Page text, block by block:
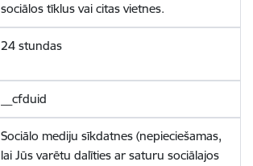
sociālos tīklus vai citas vietnes.
24 stundas
__cfduid
Sociālo mediju sīkdatnes (nepieciešamas,
lai Jūs varētu dalīties ar saturu sociālajos